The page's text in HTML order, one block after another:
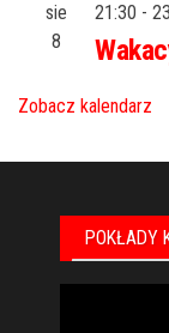
sie
8
21:30 -
Zobacz kalendarz
POKŁADY